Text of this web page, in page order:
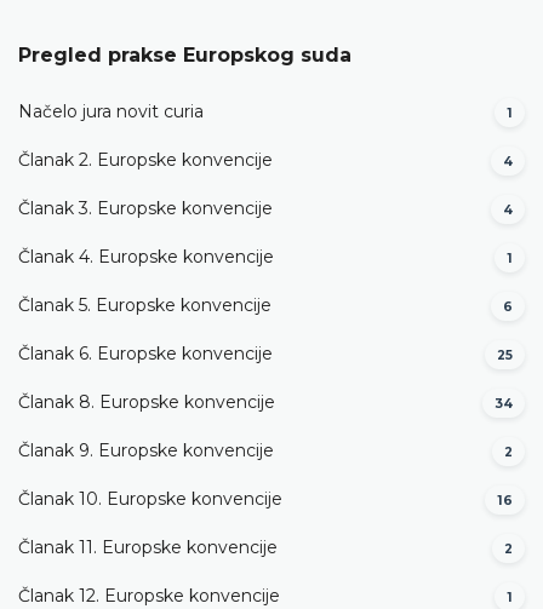
Pregled prakse Europskog suda
Načelo jura novit curia 1
Članak 2. Europske konvencije 4
Članak 3. Europske konvencije 4
Članak 4. Europske konvencije 1
Članak 5. Europske konvencije 6
Članak 6. Europske konvencije 25
Članak 8. Europske konvencije 34
Članak 9. Europske konvencije 2
Članak 10. Europske konvencije 16
Članak 11. Europske konvencije 2
Članak 12. Europske konvencije 1